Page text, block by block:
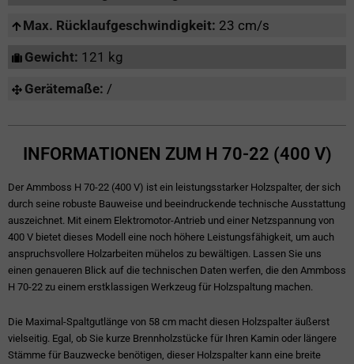
Max. Rücklaufgeschwindigkeit: 23 cm/s
Gewicht: 121 kg
Gerätemaße: /
INFORMATIONEN ZUM H 70-22 (400 V)
Der Ammboss H 70-22 (400 V) ist ein leistungsstarker Holzspalter, der sich
durch seine robuste Bauweise und beeindruckende technische Ausstattung
auszeichnet. Mit einem Elektromotor-Antrieb und einer Netzspannung von
400 V bietet dieses Modell eine noch höhere Leistungsfähigkeit, um auch
anspruchsvollere Holzarbeiten mühelos zu bewältigen. Lassen Sie uns
einen genaueren Blick auf die technischen Daten werfen, die den Ammboss
H 70-22 zu einem erstklassigen Werkzeug für Holzspaltung machen.
Die Maximal-Spaltgutlänge von 58 cm macht diesen Holzspalter äußerst
vielseitig. Egal, ob Sie kurze Brennholzstücke für Ihren Kamin oder längere
Stämme für Bauzwecke benötigen, dieser Holzspalter kann eine breite